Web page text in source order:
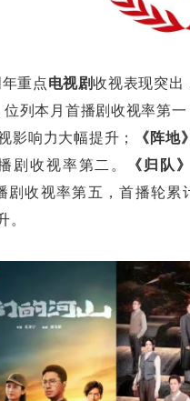
重点电视剧收视表现突出
位列本月首播剧收视率第
影响力大幅提升；
《阵地》
剧收视率第二。
《归队》
剧收视率第五，首播轮
。